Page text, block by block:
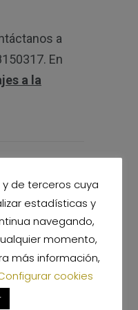
a
En
a la
*
de terceros cuya
estadísticas y
navegando,
momento,
más información,
cookies